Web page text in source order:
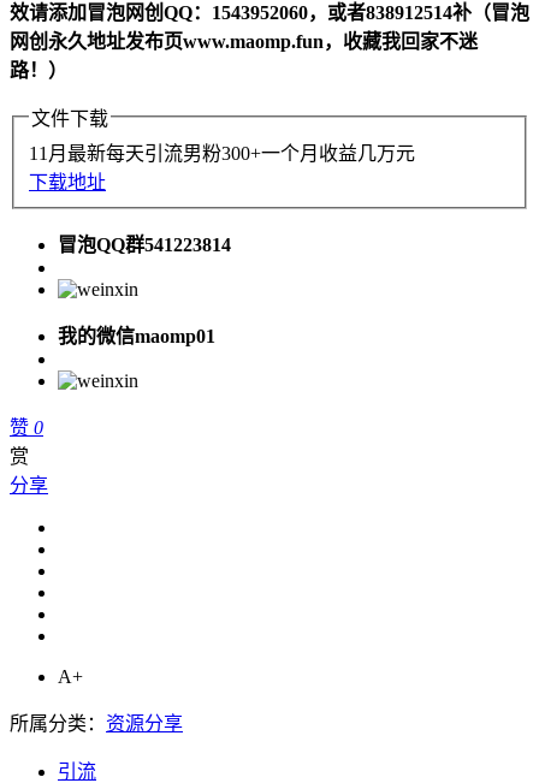
效请添加冒泡网创QQ：1543952060，或者838912514补（冒泡
网创永久地址发布页www.maomp.fun，收藏我回家不迷
路！）
文件下载
11月最新每天引流男粉300+一个月收益几万元
下载地址
冒泡QQ群541223814
我的微信maomp01
赞 0
赏
分享
A+
所属分类： 资源分享
引流